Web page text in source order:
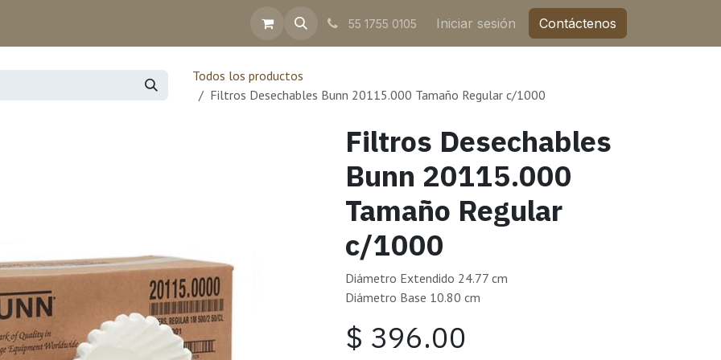
55 1755 0105 Iniciar sesión Contáctenos
Todos los productos
Filtros Desechables Bunn 20115.000 Tamaño Regular c/1000
Filtros Desechables
Bunn 20115.000
Tamaño Regular
c/1000
Diámetro Extendido 24.77 cm
Diámetro Base 10.80 cm
$ 396.00